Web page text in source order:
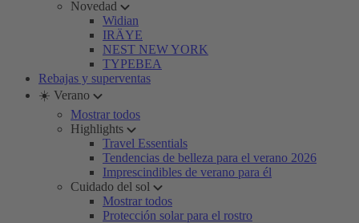
Novedad
Widian
IRÄYE
NEST NEW YORK
TYPEBEA
Rebajas y superventas
☀️ Verano
Mostrar todos
Highlights
Travel Essentials
Tendencias de belleza para el verano 2026
Imprescindibles de verano para él
Cuidado del sol
Mostrar todos
Protección solar para el rostro